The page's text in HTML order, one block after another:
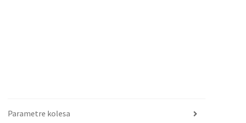
Parametre kolesa